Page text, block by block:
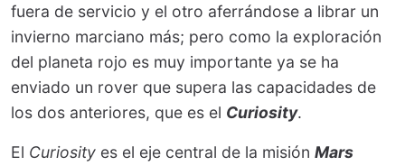
fuera de servicio y el otro aferrándose a librar un
invierno marciano más; pero como la exploración
del planeta rojo es muy importante ya se ha
enviado un rover que supera las capacidades de
los dos anteriores, que es el Curiosity.
El Curiosity es el eje central de la misión Mars